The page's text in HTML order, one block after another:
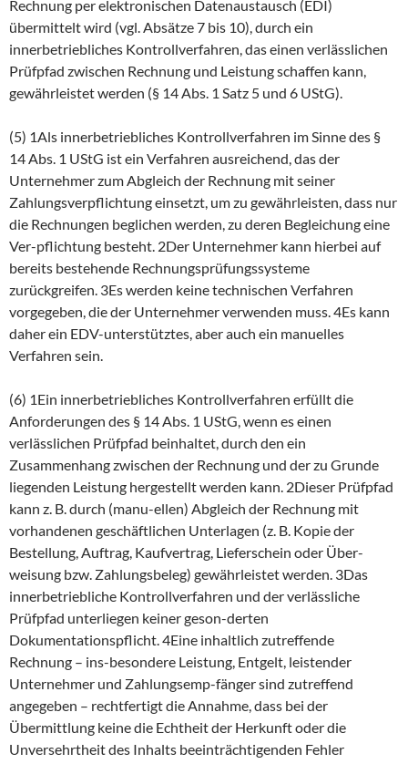
Rechnung per elektronischen Datenaustausch (EDI)
übermittelt wird (vgl. Absätze 7 bis 10), durch ein
innerbetriebliches Kontrollverfahren, das einen verlässlichen
Prüfpfad zwischen Rechnung und Leistung schaffen kann,
gewährleistet werden (§ 14 Abs. 1 Satz 5 und 6 UStG).
(5) 1Als innerbetriebliches Kontrollverfahren im Sinne des §
14 Abs. 1 UStG ist ein Verfahren ausreichend, das der
Unternehmer zum Abgleich der Rechnung mit seiner
Zahlungsverpflichtung einsetzt, um zu gewährleisten, dass nur
die Rechnungen beglichen werden, zu deren Begleichung eine
Ver-pflichtung besteht. 2Der Unternehmer kann hierbei auf
bereits bestehende Rechnungsprüfungssysteme
zurückgreifen. 3Es werden keine technischen Verfahren
vorgegeben, die der Unternehmer verwenden muss. 4Es kann
daher ein EDV-unterstütztes, aber auch ein manuelles
Verfahren sein.
(6) 1Ein innerbetriebliches Kontrollverfahren erfüllt die
Anforderungen des § 14 Abs. 1 UStG, wenn es einen
verlässlichen Prüfpfad beinhaltet, durch den ein
Zusammenhang zwischen der Rechnung und der zu Grunde
liegenden Leistung hergestellt werden kann. 2Dieser Prüfpfad
kann z. B. durch (manu-ellen) Abgleich der Rechnung mit
vorhandenen geschäftlichen Unterlagen (z. B. Kopie der
Bestellung, Auftrag, Kaufvertrag, Lieferschein oder Über-
weisung bzw. Zahlungsbeleg) gewährleistet werden. 3Das
innerbetriebliche Kontrollverfahren und der verlässliche
Prüfpfad unterliegen keiner geson-derten
Dokumentationspflicht. 4Eine inhaltlich zutreffende
Rechnung – ins-besondere Leistung, Entgelt, leistender
Unternehmer und Zahlungsemp-fänger sind zutreffend
angegeben – rechtfertigt die Annahme, dass bei der
Übermittlung keine die Echtheit der Herkunft oder die
Unversehrtheit des Inhalts beeinträchtigenden Fehler